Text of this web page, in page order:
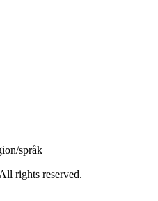
språk
rights reserved.